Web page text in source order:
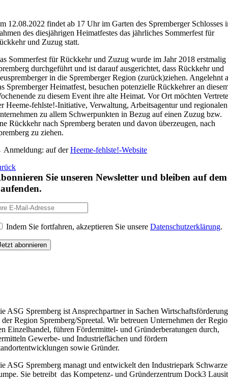
12.08.2022 findet ab 17 Uhr im Garten des Spremberger Schlosses
des diesjährigen Heimatfestes das jährliches Sommerfest für
und Zuzug statt.
Sommerfest für Rückkehr und Zuzug wurde im Jahr 2018 erstmalig
durchgeführt und ist darauf ausgerichtet, dass Rückkehr und
in die Spremberger Region (zurück)ziehen. Angelehnt
Spremberger Heimatfest, besuchen potenzielle Rückkehrer an
zu diesem Event ihre alte Heimat. Vor Ort möchten
Heeme-fehlste!-Initiative, Verwaltung, Arbeitsagentur und regionalen
zu allem Schwerpunkten in Bezug auf einen Zuzug bzw.
Rückkehr nach Spremberg beraten und davon überzeugen, nach
zu ziehen.
Anmeldung: auf derHeeme-fehlste!-Website
Sie unseren Newsletter und bleiben auf dem
Indem Sie fortfahren, akzeptieren Sie unsere Datenschutzerklärung.
ASG Spremberg ist Ansprechpartner in Sachen Wirtschaftsförderung
der Region Spremberg/Spreetal. Wir betreuen Unternehmen der
Einzelhandel, führen Fördermittel- und Gründerberatungen durch,
Gewerbe- und Industrieflächen und fördern
sowie Gründer.
ASG Spremberg managt und entwickelt den Industriepark Schwarze
Sie betreibt das Kompetenz- und Gründerzentrum Dock3